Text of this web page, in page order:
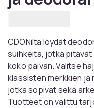
CDONilta löydät
suihkeita, jotka
koko päivän. Valitse
klassisten merkkien ja
jotka sopivat sekä
Tuotteet on valittu